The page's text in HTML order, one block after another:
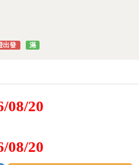
出發 滿
08/20
08/20